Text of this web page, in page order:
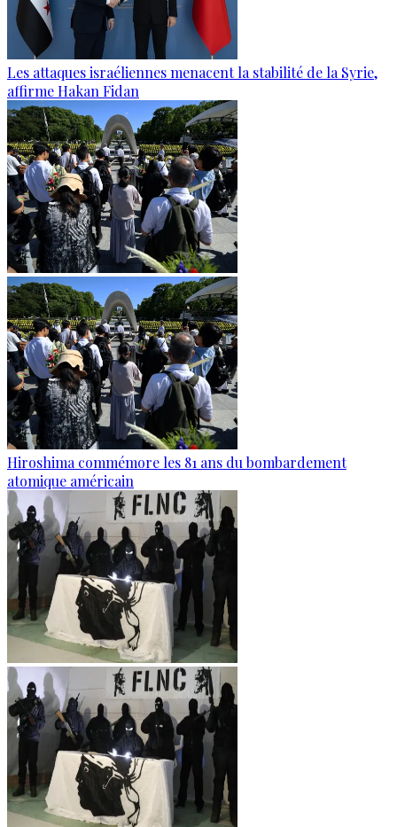
Les attaques israéliennes menacent la stabilité de la Syrie,
affirme Hakan Fidan
Hiroshima commémore les 81 ans du bombardement
atomique américain